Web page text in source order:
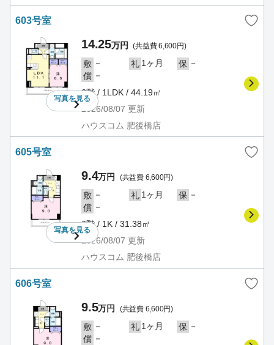
603号室
写真を見る
14.25万円 (共益費 6,600円)
敷 － 礼 1ヶ月 保 －
償 －
6階 / 1LDK / 44.19㎡
2026/08/07 更新
ハウスコム 肥後橋店
605号室
写真を見る
9.4万円 (共益費 6,600円)
敷 － 礼 1ヶ月 保 －
償 －
6階 / 1K / 31.38㎡
2026/08/07 更新
ハウスコム 肥後橋店
606号室
9.5万円 (共益費 6,600円)
敷 － 礼 1ヶ月 保 －
償 －